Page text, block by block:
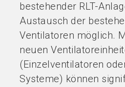
bestehender RLT-
Austausch der
Ventilatoren möglich.
neuen
(Einzelventilatoren
Systeme) können